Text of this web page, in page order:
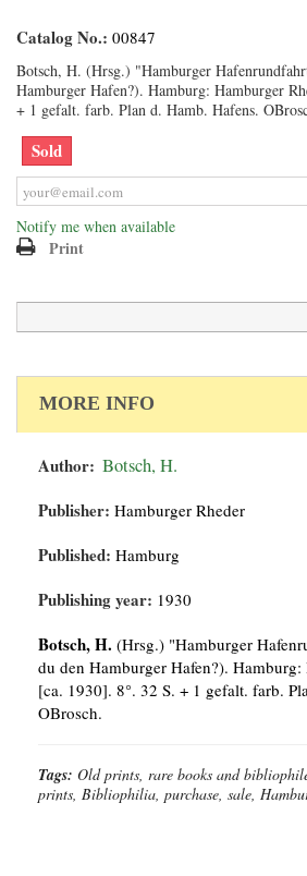
Catalog No.: 00847
Botsch, H. (Hrsg.) "Hamburger
Hamburger Hafen?). Hamburg: Hamburger
+ 1 gefalt. farb. Plan d. Hamb. Hafens.
Sold
Notify me when available
Print
MORE INFO
Author: Botsch, H.
Publisher: Hamburger Rheder
Published: Hamburg
Publishing year: 1930
Botsch, H. (Hrsg.) "Hamburger
du den Hamburger Hafen?). Hamburg:
[ca. 1930]. 8°. 32 S. + 1 gefalt. farb.
OBrosch.
Tags: Old prints, rare books and
prints, Bibliophilia, purchase, sale,